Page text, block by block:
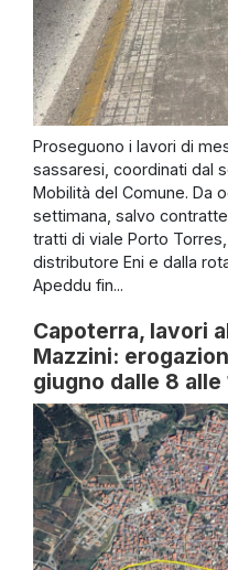
Proseguono i lavori di
sassaresi, coordinati dal
Mobilità del Comune. Da
settimana, salvo
tratti di viale Porto
distributore Eni e dalla
Apeddu fin...
Capoterra, lavori
Mazzini:
giugno dalle 8 alle